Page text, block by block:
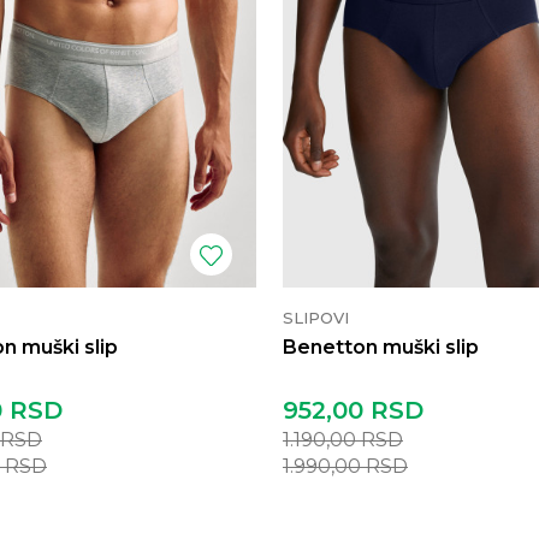
muški slip
RSD
RSD
RSD
SLIPOVI
Benetton muški slip
952,00 RSD
1.190,00RSD
1.990,00RSD